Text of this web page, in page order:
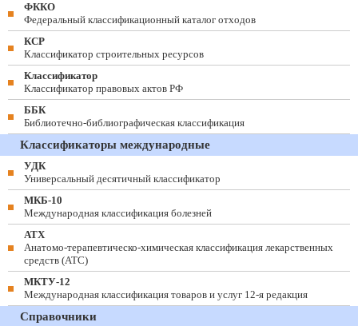
ФККО
Федеральный классификационный каталог отходов
КСР
Классификатор строительных ресурсов
Классификатор
Классификатор правовых актов РФ
ББК
Библиотечно-библиографическая классификация
Классификаторы международные
УДК
Универсальный десятичный классификатор
МКБ-10
Международная классификация болезней
АТХ
Анатомо-терапевтическо-химическая классификация лекарственных
средств (ATC)
МКТУ-12
Международная классификация товаров и услуг 12-я редакция
Справочники